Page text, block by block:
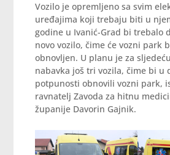
Vozilo je opremljeno sa svim
uređajima koji trebaju biti u
godine u Ivanić-Grad bi trebalo
novo vozilo, čime će vozni park
obnovljen. U planu je za
nabavka još tri vozila, čime bi u
potpunosti obnovili vozni park,
ravnatelj Zavoda za hitnu
županije Davorin Gajnik.